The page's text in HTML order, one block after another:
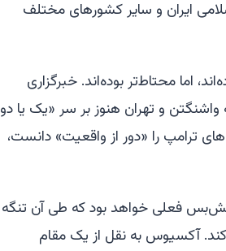
ایران و سایر کشورهای مختلف
اما محتاط‌تر بوده‌اند. خبرگزاری
و تهران هنوز بر سر «یک یا دو
ترامپ را «دور از واقعیت» دانست،
داد که این پیمان شامل تمدید ۶۰ روزه آتش‌بس فعلی خواهد بود که طی آن تنگه
آکسیوس به نقل از یک مقام